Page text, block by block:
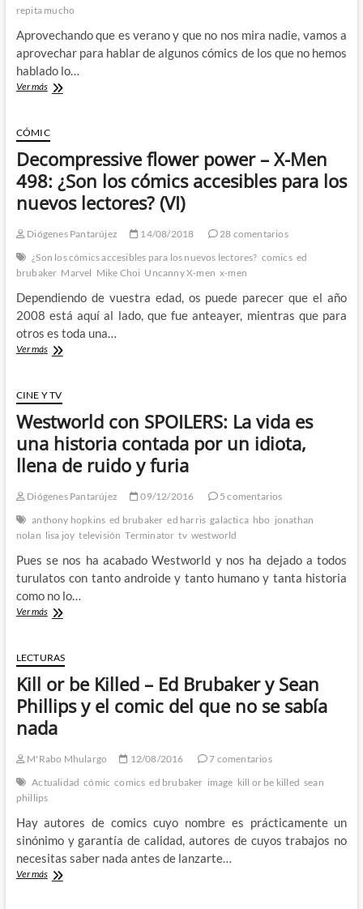
repita mucho
Aprovechando que es verano y que no nos mira nadie, vamos a
aprovechar para hablar de algunos cómics de los que no hemos
hablado lo…
Ver másCriminal
Weekend:
Lecturas
para
verano
y
resto
año
CÓMIC
Decompressive flower power – X-Men
498: ¿Son los cómics accesibles para los
nuevos lectores? (VI)
Diógenes Pantarújez 14/08/2018
28 comentarios
¿Son los cómics accesibles para los nuevos lectores? comics ed
brubaker Marvel Mike Choi Uncanny X-men x-men
Dependiendo de vuestra edad, os puede parecer que el año
2008 está aquí al lado, que fue anteayer, mientras que para
otros es toda una…
Ver másDecompressive
–
X-
Men
498:
¿Son
los
accesibles
los
nuevos
(VI)
CINE Y TV
Westworld con SPOILERS: La vida es
una historia contada por un idiota,
llena de ruido y furia
Diógenes Pantarújez 09/12/2016
5 comentarios
anthony hopkins ed brubaker ed harris galactica hbo jonathan
nolan lisa joy televisión Terminator tv westworld
Pues se nos ha acabado Westworld y nos ha dejado a todos
turulatos con tanto androide y tanto humano y tanta historia
como no lo…
Ver másWestworld
La
vida
es
una
historia
contada
un
llena
de
y
furia
LECTURAS
Kill or be Killed – Ed Brubaker y Sean
Phillips y el comic del que no se sabía
nada
M'Rabo Mhulargo 12/08/2016
7 comentarios
Actualidad cómic comics ed brubaker image kill or be killed sean
phillips
Hay autores de comics cuyo nombre es prácticamente un
sinónimo y garantía de calidad, autores de cuyos trabajos no
necesitas saber nada antes de lanzarte…
Ver másKill